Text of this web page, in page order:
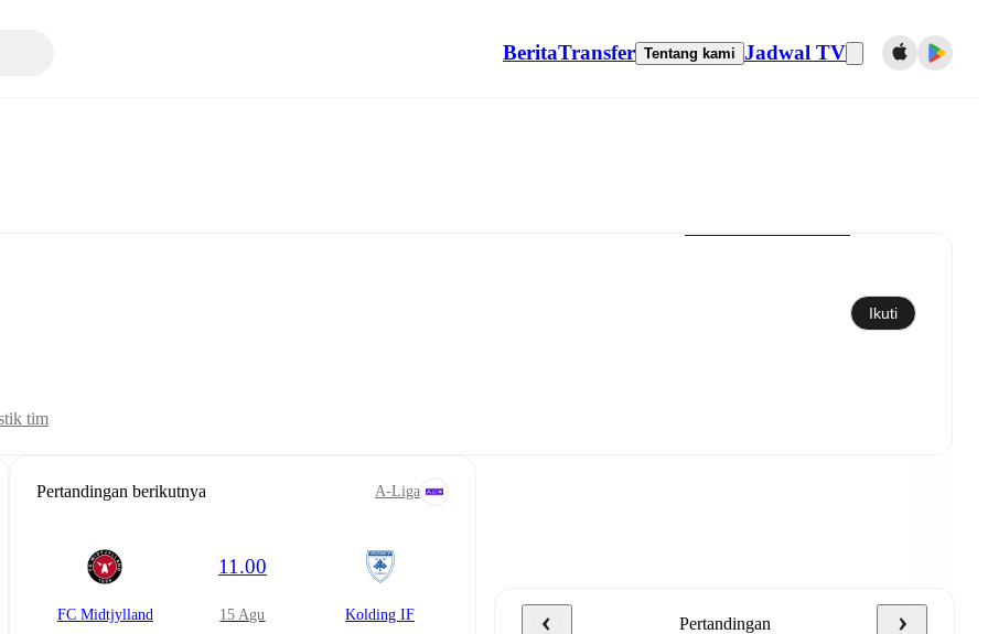
BeritaTransfer Tentang kami Jadwal TV
Ikuti
tim
Pertandingan berikutnya A-Liga
FC Midtjylland
11.00
15 Agu Kolding IF Pertandingan